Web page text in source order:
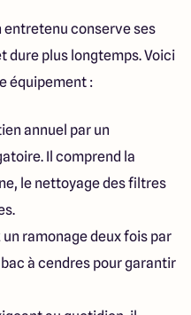
entretenu conserve ses
dure plus longtemps. Voici
équipement :
annuel par un
Il comprend la
le nettoyage des filtres
un ramonage deux fois par
à cendres pour garantir